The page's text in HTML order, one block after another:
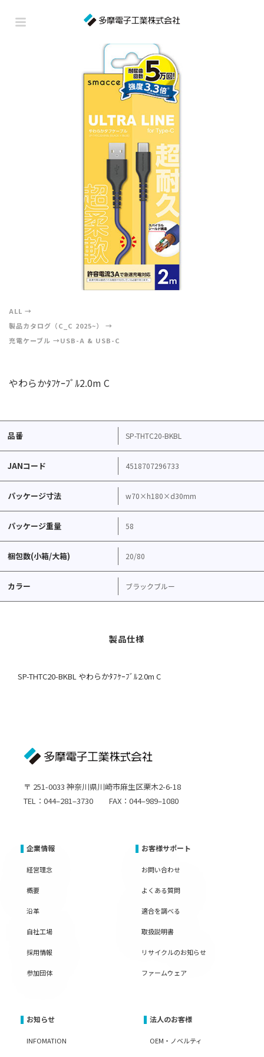
ALL
製品カタログ（C_C 2025~）
充電ケーブル
USB-A & USB-C
やわらかﾀﾌｹｰﾌﾞﾙ2.0m C
品番 SP-THTC20-BKBL
JANコード 4518707296733
パッケージ寸法 w70×h180×d30mm
パッケージ重量 58
梱包数(小箱/大箱) 20/80
カラー ブラックブルー
SP-THTC20-BKBL やわらかﾀﾌｹｰﾌﾞﾙ2.0m C
〒 251-0033 神奈川県川崎市麻生区栗木2-6-18
TEL：044–281–3730 FAX：044–989–1080
企業情報
経営理念
概要
沿革
自社工場
採用情報
参加団体
お客様サポート
お問い合わせ
よくある質問
適合を調べる
取扱説明書
リサイクルのお知らせ
ファームウェア
お知らせ
INFOMATION
法人のお客様
OEM・ノベルティ